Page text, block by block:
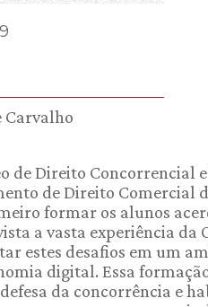
Carvalho
de Direito Concorrencial
de Direito Comercial
formar os alunos
a vasta experiência
estes desafios em um
digital. Essa
da concorrência e